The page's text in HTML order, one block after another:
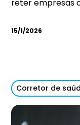
reter empresas
15/1/2026
Corretor de